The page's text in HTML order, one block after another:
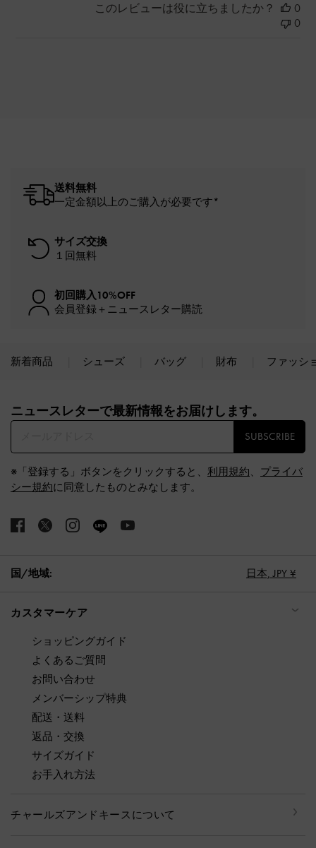
このレビューは役に立ちましたか？
0
0
送料無料
一定金額以上のご購入が必要です*
サイズ交換
１回無料
初回購入10%OFF
会員登録＋ニュースレター購読
新着商品 シューズ バッグ 財布 ファッシ
ニュースレターで最新情報をお届けします。​
SUBSCRIBE
※「登録する」ボタンをクリックすると、 利用規約、 プライバ
シー規約に同意したものとみなします。
国/地域: 日本, JPY ¥
カスタマーケア
ショッピングガイド
よくあるご質問
お問い合わせ
メンバーシップ特典
配送・送料
返品・交換
サイズガイド
お手入れ方法
チャールズアンドキースについて